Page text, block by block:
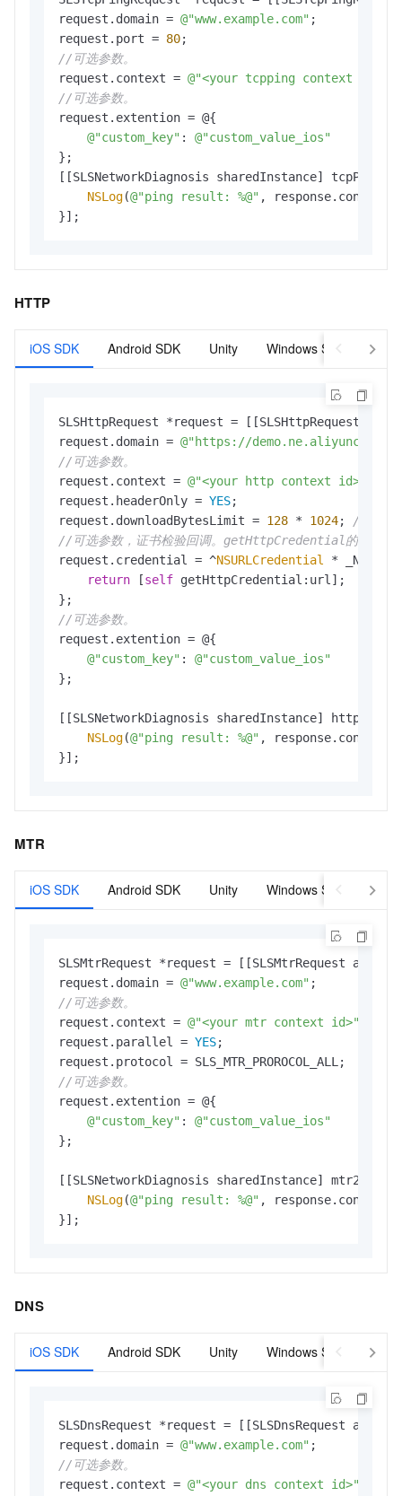
request.domain = @"www.example.com" ;
request.port = 80
//可选参数。
request.context = @"<your tcpping context id>"
//可选参数。
request.extention = @{
@"custom_key" : @"custom_value_ios"
};
[[SLSNetworkDiagnosis sharedInstance]
NSLog(@"ping result: %@" , response.content);
}];
HTTP
iOS SDK Android SDK Unity Windows SDK
SLSHttpRequest *request = [[SLSHttpRequest
request.domain = @"https://demo.ne.aliyuncs.com"
//可选参数。
request.context = @"<your http context id>"
request.headerOnly = YES;
request.downloadBytesLimit = 128 * 1024; //
//可选参数，证书检验回调。getHttpCredential的配置参
request.credential = ^NSURLCredential *
return [self getHttpCredential:url];
//可选参数。
request.extention = @{
@"custom_key" : @"custom_value_ios"
};
[[SLSNetworkDiagnosis sharedInstance]
NSLog(@"ping result: %@" , response.content);
}];
MTR
iOS SDK Android SDK Unity Windows SDK
SLSMtrRequest *request = [[SLSMtrRequest
request.domain = @"www.example.com"
//可选参数。
request.context = @"<your mtr context id>"
request.parallel = YES;
//可选参数。
request.extention = @{
@"custom_key" : @"custom_value_ios"
};
[[SLSNetworkDiagnosis sharedInstance]
NSLog(@"ping result: %@" , response.content);
DNS
iOS SDK Android SDK Unity Windows SDK
SLSDnsRequest *request = [[SLSDnsRequest
request.domain = @"www.example.com"
//可选参数。
request.context = @"<your dns context id>"